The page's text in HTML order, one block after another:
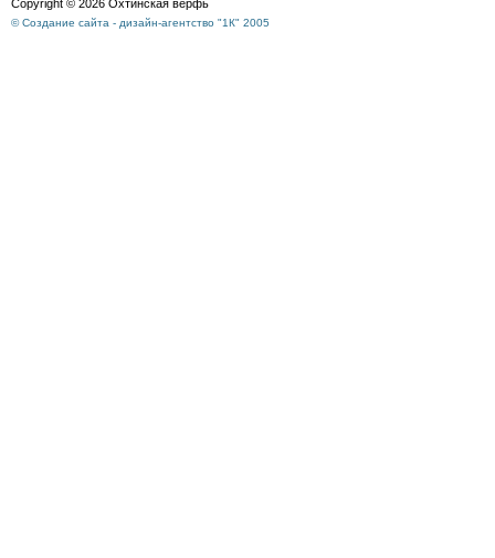
Copyright © 2026 Охтинская верфь
© Создание сайта - дизайн-агентство "1К" 2005